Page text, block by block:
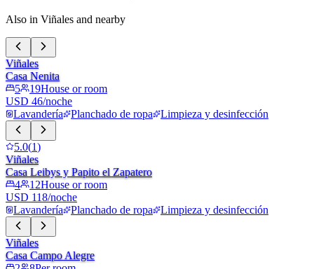
Also in Viñales and nearby
Viñales
Casa Nenita
5
19House or room
USD 46/noche
Lavandería
Planchado de ropa Limpieza y desinfección
5.0(1)
Viñales
Casa Leibys y Papito el Zapatero
4
12House or room
USD 118/noche
Lavandería
Planchado de ropa Limpieza y desinfección
Viñales
Casa Campo Alegre